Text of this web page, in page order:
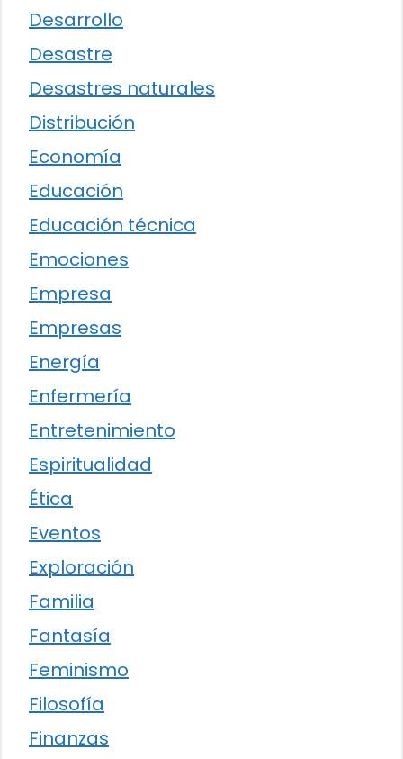
Desarrollo
Desastre
Desastres naturales
Distribución
Economía
Educación
Educación técnica
Emociones
Empresa
Empresas
Energía
Enfermería
Entretenimiento
Espiritualidad
Ética
Eventos
Exploración
Familia
Fantasía
Feminismo
Filosofía
Finanzas